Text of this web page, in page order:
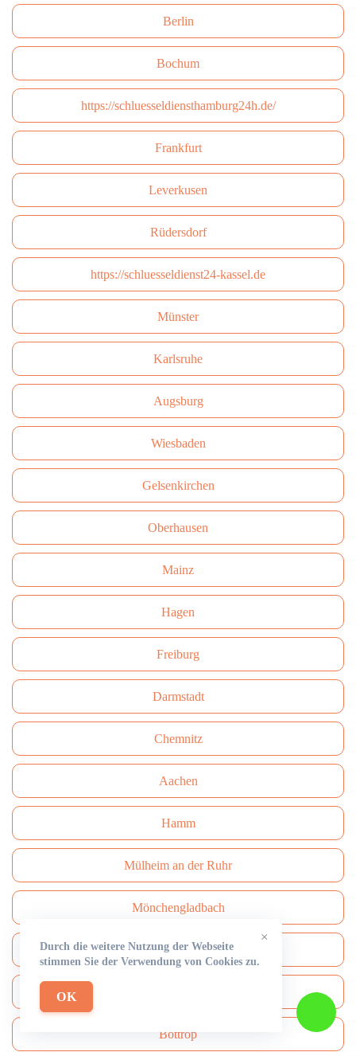
Berlin
Bochum
https://schluesseldiensthamburg24h.de/
Frankfurt
Leverkusen
Rüdersdorf
https://schluesseldienst24-kassel.de
Münster
Karlsruhe
Augsburg
Wiesbaden
Gelsenkirchen
Oberhausen
Mainz
Hagen
Freiburg
Darmstadt
Сhemnitz
Aachen
Hamm
Mülheim an der Ruhr
Mönchengladbach
Solingen
Bottrop
×
Durch die weitere Nutzung der Webseite
stimmen Sie der Verwendung von Cookies zu.
OK